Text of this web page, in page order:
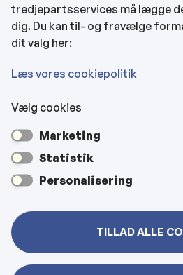
Rådhuset
Kultur- & Borgerhuset
Hjemmeplejen og
tredjepartsservices må lægge
dig. Du kan til- og fravælge
dit valg her:
Læs vores cookiepolitik
Vælg cookies
Marketing
Statistik
Personalisering
TILLAD ALLE